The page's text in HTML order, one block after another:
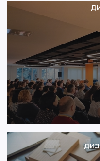
трендовая,
особенно если вы
российским заводом-
мы предлагаем вам
продукцией
сильной,
результат дилерской
богатый опыт в
монтажа
материалов, а также
маркетинговых
вам в продвижении на